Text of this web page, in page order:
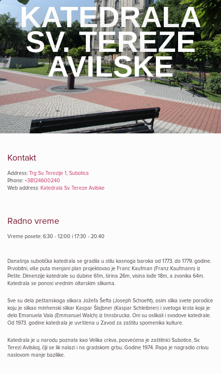
KATEDRALA
SV. TEREZE
AVILSKE
Kontakt
Address: Trg Sv. Terezije 1, Subotica
Phone: +38124600240
Web address: Katedrala Sv. Tereze Avilske
Radno vreme
Vreme posete: 6:30 - 12:00 i 17:30 - 20.40
Današnja subotička katedrala se gradila u stilu kasnoga baroka od 1773. do 1779. godine.
Prvobitni, više puta menjani plan projektovao je Franc Kaufman (Franz Kaufmann) iz
Pešte. Dimenzije katedrale su dubine 61m, širina 26m, visina lođe 18m, a zvonika 64m.
Katedrala se ponosi vrednim oltarskim slikama.
Sve su dela peštanskoga slikara Jožefa Šefta (Joseph Schoefft), osim slika svete porodice
koju je slikao minhenski slikar Kaspar Šlajbner (Kaspar Schleibner) i svetoga krsta koja je
delo Emanuela Vala (Emmanuel Walch) iz Innsbrucka. Oni su oslikali i svodove katedrale.
Od 1973. godine katedrala je uvrštena u Zavod za zaštitu spomenika kulture.
Katedrala je u narodu poznata kao Velika crkva, posvećena je zaštitnici Subotice, Sv.
Terezi Avilskoj, čiji se lik nalazi i na gradskom grbu. Godine 1974. Papa je nagradio crkvu
naslovom manje bazilike.